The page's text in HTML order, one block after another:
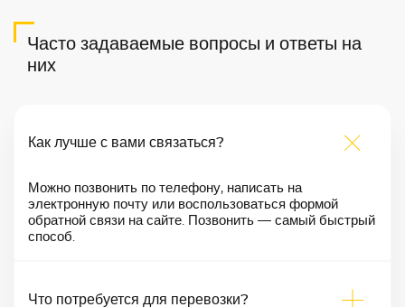
Часто задаваемые вопросы и ответы на
них
Как лучше с вами связаться?
Можно позвонить по телефону, написать на
электронную почту или воспользоваться формой
обратной связи на сайте. Позвонить — самый быстрый
способ.
Что потребуется для перевозки?